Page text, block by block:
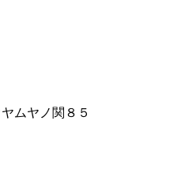
ムヤノ関８５